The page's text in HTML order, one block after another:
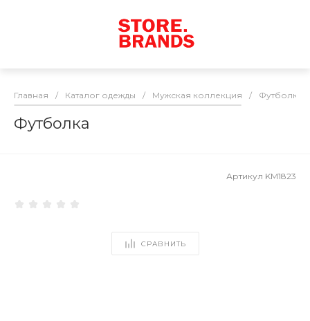
Главная / Каталог одежды / Мужская коллекция / Футболки
Футболка
Артикул KM1823
СРАВНИТЬ